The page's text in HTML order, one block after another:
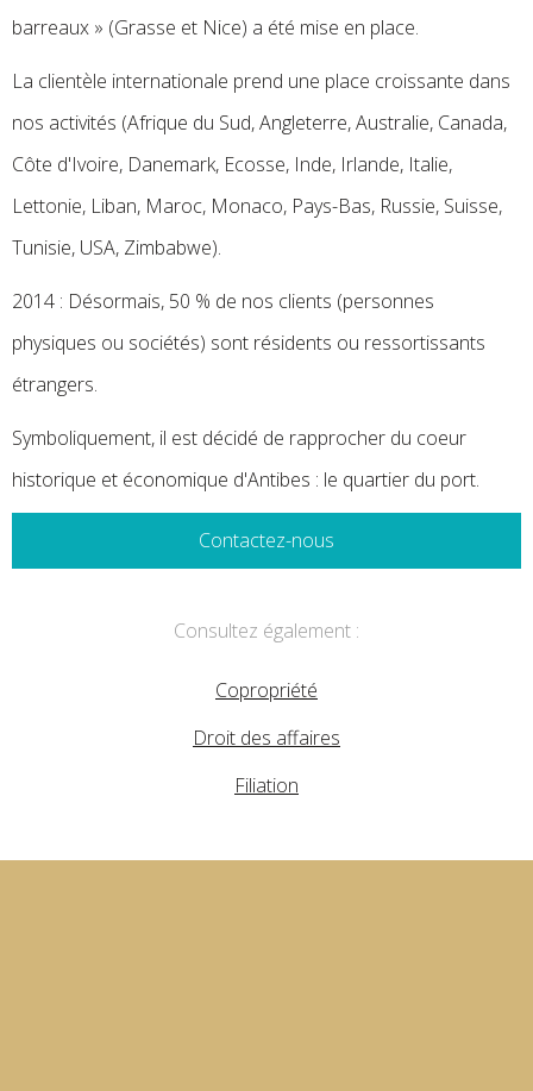
barreaux » (Grasse et Nice) a été mise en place.
La clientèle internationale prend une place croissante dans
nos activités (Afrique du Sud, Angleterre, Australie, Canada,
Côte d'Ivoire, Danemark, Ecosse, Inde, Irlande, Italie,
Lettonie, Liban, Maroc, Monaco, Pays-Bas, Russie, Suisse,
Tunisie, USA, Zimbabwe).
2014 : Désormais, 50 % de nos clients (personnes
physiques ou sociétés) sont résidents ou ressortissants
étrangers.
Symboliquement, il est décidé de rapprocher du coeur
historique et économique d'Antibes : le quartier du port.
Contactez-nous
Consultez également :
Copropriété
Droit des affaires
Filiation